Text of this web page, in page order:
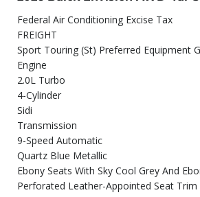
Federal Air Conditioning Excise Tax
FREIGHT
Sport Touring (St) Preferred Equipment
Engine
2.0L Turbo
4-Cylinder
Sidi
Transmission
9-Speed Automatic
Quartz Blue Metallic
Ebony Seats With Sky Cool Grey And
Perforated Leather-Appointed Seat Trim